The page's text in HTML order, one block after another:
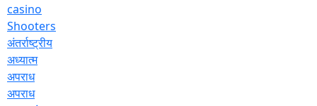
casino
Shooters
अंतर्राष्ट्रीय
अध्यात्म
अपराध
अपराध